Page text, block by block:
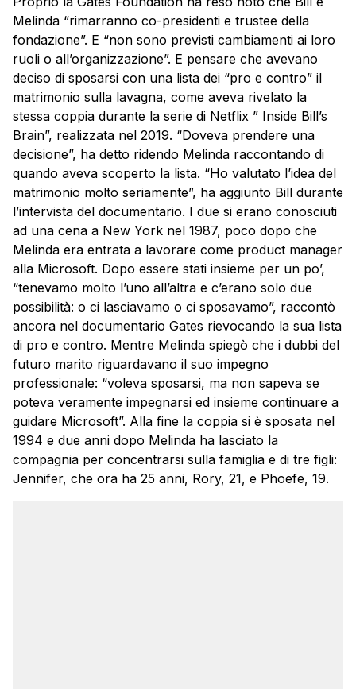
Melinda “rimarranno co-presidenti e trustee della
fondazione”. E “non sono previsti cambiamenti ai loro
ruoli o all’organizzazione”. E pensare che avevano
deciso di sposarsi con una lista dei “pro e contro” il
matrimonio sulla lavagna, come aveva rivelato la
stessa coppia durante la serie di Netflix ” Inside Bill’s
Brain”, realizzata nel 2019. “Doveva prendere una
decisione”, ha detto ridendo Melinda raccontando di
quando aveva scoperto la lista. “Ho valutato l’idea del
matrimonio molto seriamente”, ha aggiunto Bill durante
l’intervista del documentario. I due si erano conosciuti
ad una cena a New York nel 1987, poco dopo che
Melinda era entrata a lavorare come product manager
alla Microsoft. Dopo essere stati insieme per un po’,
“tenevamo molto l’uno all’altra e c’erano solo due
possibilità: o ci lasciavamo o ci sposavamo”, raccontò
ancora nel documentario Gates rievocando la sua lista
di pro e contro. Mentre Melinda spiegò che i dubbi del
futuro marito riguardavano il suo impegno
professionale: “voleva sposarsi, ma non sapeva se
poteva veramente impegnarsi ed insieme continuare a
guidare Microsoft”. Alla fine la coppia si è sposata nel
1994 e due anni dopo Melinda ha lasciato la
compagnia per concentrarsi sulla famiglia e di tre figli:
Jennifer, che ora ha 25 anni, Rory, 21, e Phoefe, 19.